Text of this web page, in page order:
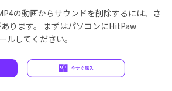
の動画からサウンドを削除するには、さ
ります。 まずはパソコンにHitPaw
してください。